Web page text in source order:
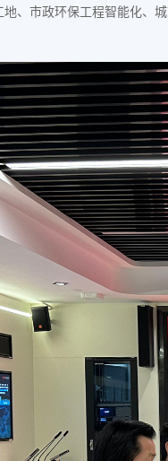
、市政环保工程智能化、